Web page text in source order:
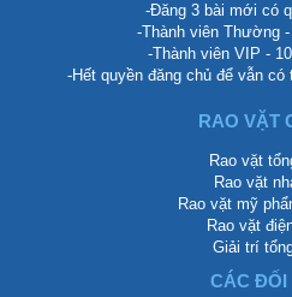
-Đăng 3 bài mới có
-Thành viên Thường
-Thành viên VIP -
-Hết quyền đăng chủ để vẫn
RAO VẶT
Rao vặt
Rao vặt
Rao vặt mỹ
Rao vặt
Giải trí
CÁC ĐỐI